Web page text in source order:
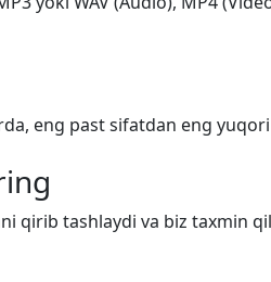
eng past sifatdan eng
qirib tashlaydi va biz taxmin